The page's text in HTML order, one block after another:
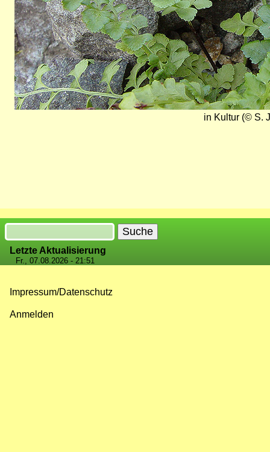
in Kultur (© S.
Suche
Letzte Aktualisierung
Fr., 07.08.2026 - 21:51
Impressum/Datenschutz
Anmelden